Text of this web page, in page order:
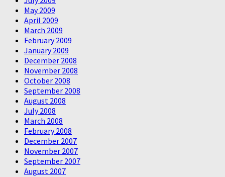
May 2009
April 2009
March 2009
February 2009
January 2009
December 2008
November 2008
October 2008
September 2008
August 2008
July 2008
March 2008
February 2008
December 2007
November 2007
September 2007
August 2007